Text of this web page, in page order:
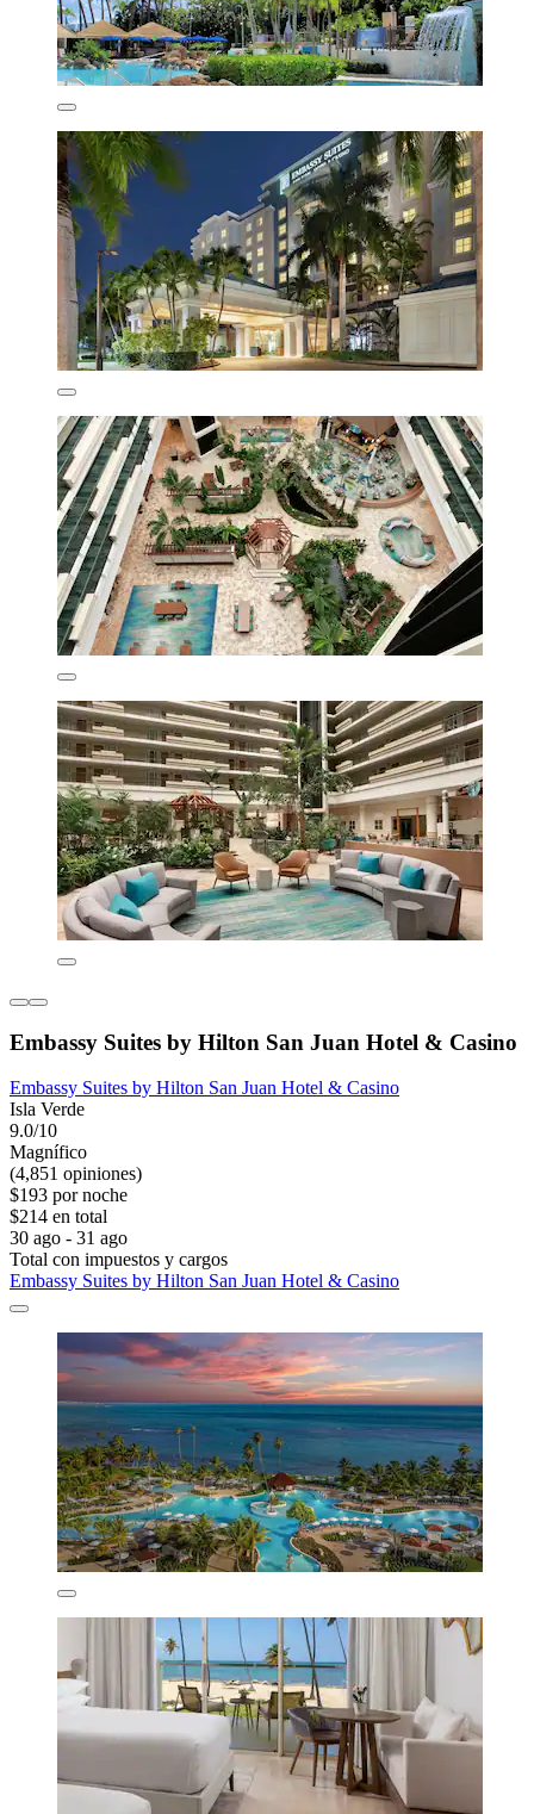
Embassy Suites by Hilton San Juan Hotel & Casino
Embassy Suites by Hilton San Juan Hotel & Casino
Isla Verde
9.0/10
Magnífico
(4,851 opiniones)
$193 por noche
$214 en total
30 ago - 31 ago
Total con impuestos y cargos
Embassy Suites by Hilton San Juan Hotel & Casino